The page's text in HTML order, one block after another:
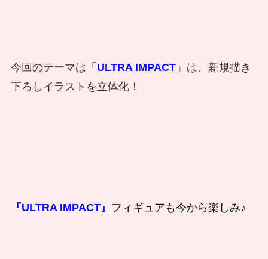
今回のテーマは「 ULTRA IMPACT」は、新規描き
下ろしイラストを立体化！
『ULTRA IMPACT』 フィギュアも今から楽しみ♪